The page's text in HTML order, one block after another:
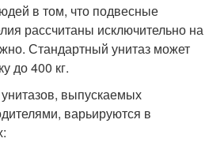
в том, что подвесные
рассчитаны исключительно на
Стандартный унитаз может
до 400 кг.
выпускаемых
варьируются в